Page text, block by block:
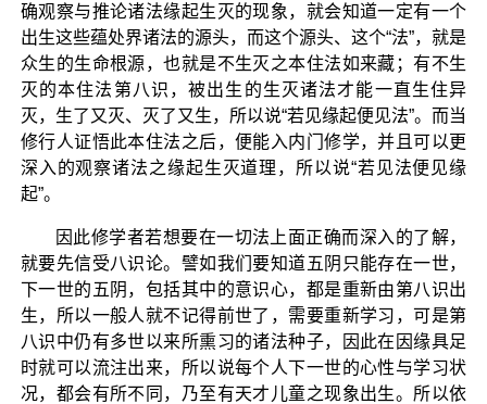
确观察与推论诸法缘起生灭的现象，就会知道一定有一个
出生这些蕴处界诸法的源头，而这个源头、这个“法”，就是
众生的生命根源，也就是不生灭之本住法如来藏；有不生
灭的本住法第八识，被出生的生灭诸法才能一直生住异
灭，生了又灭、灭了又生，所以说“若见缘起便见法”。而当
修行人证悟此本住法之后，便能入内门修学，并且可以更
深入的观察诸法之缘起生灭道理，所以说“若见法便见缘
起”。
因此修学者若想要在一切法上面正确而深入的了解，
就要先信受八识论。譬如我们要知道五阴只能存在一世，
下一世的五阴，包括其中的意识心，都是重新由第八识出
生，所以一般人就不记得前世了，需要重新学习，可是第
八识中仍有多世以来所熏习的诸法种子，因此在因缘具足
时就可以流注出来，所以说每个人下一世的心性与学习状
况，都会有所不同，乃至有天才儿童之现象出生。所以依